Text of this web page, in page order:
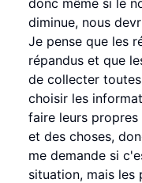
donc même si le
diminue, nous
Je pense que les
répandus et que
de collecter
choisir les
faire leurs
et des choses,
me demande si
situation, mais les